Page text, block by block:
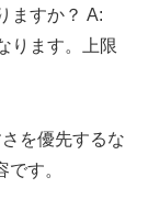
ますか？ A:
ります。上限
を優先するな
す。